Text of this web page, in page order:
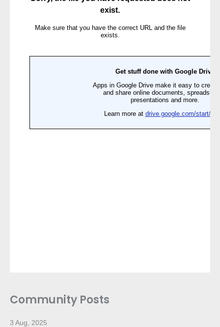
Community Posts
3 Aug, 2025